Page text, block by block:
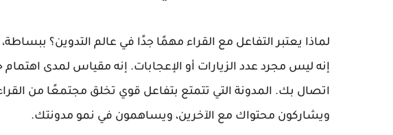
لماذا يعتبر التفاعل مع القراء مهمًا جدًا في عالم التدوين؟
إنه ليس مجرد عدد الزيارات أو الإعجابات. إنه مقياس لمدى
اتصال بك. المدونة التي تتمتع بتفاعل قوي تخلق مجتمعًا من
ويشاركون محتواك مع الآخرين، ويساهمون في نمو مدونتك.